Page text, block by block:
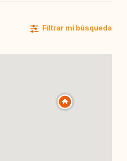
Filtrar mi búsqueda